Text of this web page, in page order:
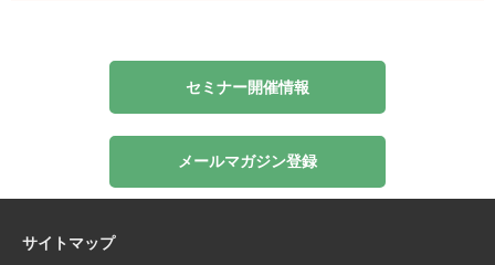
セミナー開催情報
メールマガジン登録
サイトマップ